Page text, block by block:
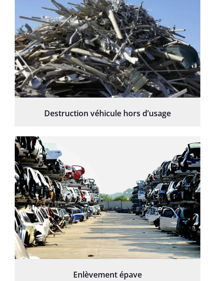
Destruction véhicule hors d’usage
Enlèvement épave